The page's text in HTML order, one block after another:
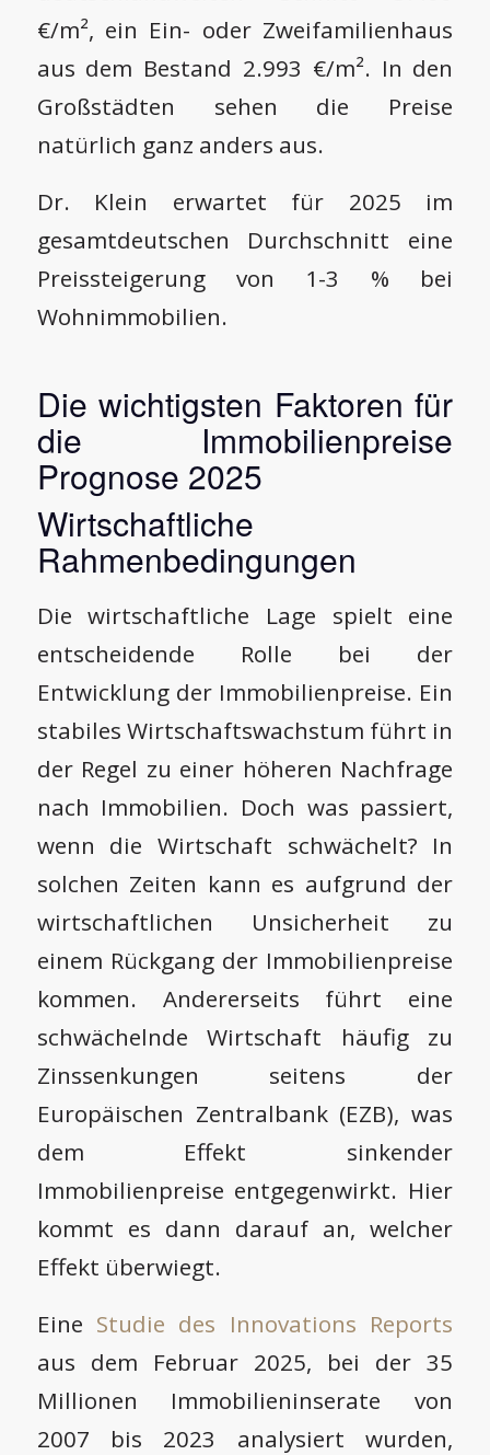
€/m², ein Ein- oder Zweifamilienhaus
aus dem Bestand 2.993 €/m². In den
Großstädten sehen die Preise
natürlich ganz anders aus.
Dr. Klein erwartet für 2025 im
gesamtdeutschen Durchschnitt eine
Preissteigerung von 1-3 % bei
Wohnimmobilien.
Die wichtigsten Faktoren für
die Immobilienpreise
Prognose 2025
Wirtschaftliche
Rahmenbedingungen
Die wirtschaftliche Lage spielt eine
entscheidende Rolle bei der
Entwicklung der Immobilienpreise. Ein
stabiles Wirtschaftswachstum führt in
der Regel zu einer höheren Nachfrage
nach Immobilien. Doch was passiert,
wenn die Wirtschaft schwächelt? In
solchen Zeiten kann es aufgrund der
wirtschaftlichen Unsicherheit zu
einem Rückgang der Immobilienpreise
kommen. Andererseits führt eine
schwächelnde Wirtschaft häufig zu
Zinssenkungen seitens der
Europäischen Zentralbank (EZB), was
dem Effekt sinkender
Immobilienpreise entgegenwirkt. Hier
kommt es dann darauf an, welcher
Effekt überwiegt.
Eine Studie des Innovations Reports
aus dem Februar 2025, bei der 35
Millionen Immobilieninserate von
2007 bis 2023 analysiert wurden,